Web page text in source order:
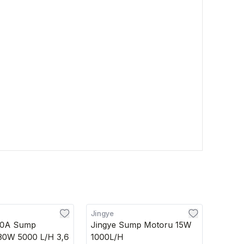
Sump
5000 L/H 3,6
Jingye
Jingye Sump Motoru 15W
1000L/H